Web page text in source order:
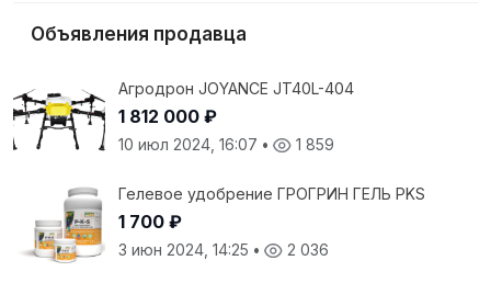
Объявления продавца
Агродрон JOYANCE JT40L-404
1 812 000 ₽
10 июл 2024, 16:07 • 1 859
Гелевое удобрение ГPОГРИН ГЕЛЬ РKS
1 700 ₽
3 июн 2024, 14:25 • 2 036